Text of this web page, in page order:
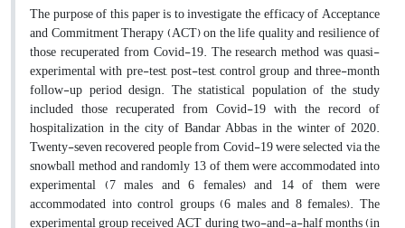
The purpose of this paper is to investigate the efficacy of Acceptance
and Commitment Therapy (ACT) on the life quality and resilience of
those recuperated from Covid-19. The research method was quasi-
experimental with pre-test, post-test, control group and three-month
follow-up period design. The statistical population of the study
included those recuperated from Covid-19 with the record of
hospitalization in the city of Bandar Abbas in the winter of 2020.
Twenty-seven recovered people from Covid-19 were selected via the
snowball method and randomly 13 of them were accommodated into
experimental (7 males and 6 females) and 14 of them were
accommodated into control groups (6 males and 8 females). The
experimental group received ACT during two-and-a-half months (in